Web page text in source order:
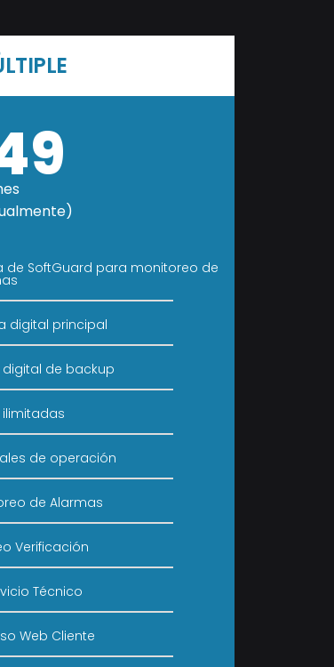
de SoftGuard para monitoreo de
digital principal
digital de backup
de operación
de Alarmas
Verificación
Técnico
Web Cliente